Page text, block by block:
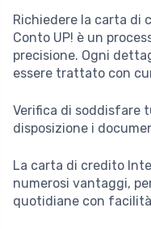
Richiedere la carta di
Conto UP! è un
precisione. Ogni
essere trattato con
Verifica di soddisfare
disposizione i
La carta di credito
numerosi vantaggi,
quotidiane con